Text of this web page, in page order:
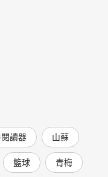
讀器 山蘇
籃球 青梅